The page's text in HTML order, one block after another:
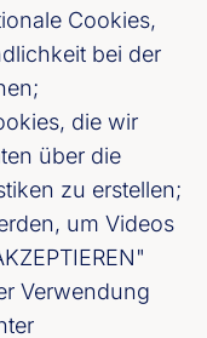
Cookies,
bei der
die wir
über die
zu erstellen;
um Videos
Verwendung
e. V.